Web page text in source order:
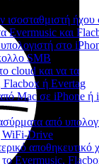
ισοσταθμιστή ήχου
Evermusic και
στο
SMB
cloud και να τα
Flacbox ή Evertag
Mac σε iPhone ή
από
WiFi-Drive
αποθηκευτικό
Evermusic,